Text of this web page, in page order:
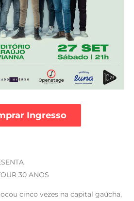
30 ANOS
cinco vezes na capital gaúcha,
Ingresso